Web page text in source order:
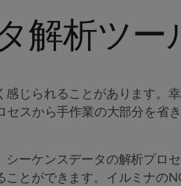
解析ツー
じられることがあります。
スから手作業の大部分を省
ーケンスデータの解析プロ
とができます。イルミナの